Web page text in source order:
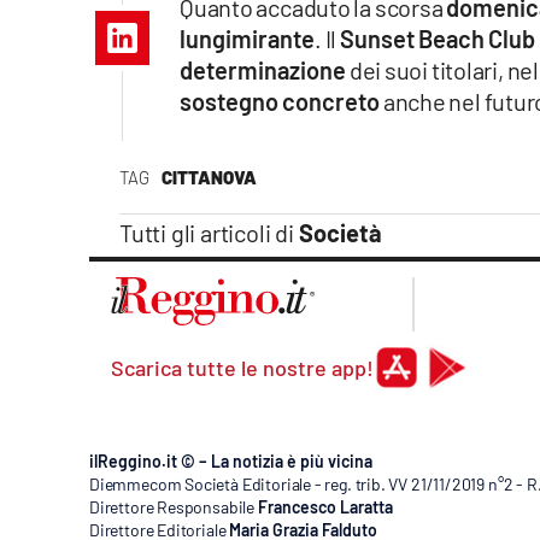
TAG CITTANOVA
Tutti gli articoli di Società
Quanto accaduto la scorsa
lungimirante. Il Sunset Beach Club
determinazione dei suoi titolari,
sostegno concretoanche nel
Scarica tutte le nostre app!
ilReggino.it © – La notizia è più vicina
Diemmecom Società Editoriale - reg. trib. VV 21/11/2019 n°2 -
Direttore Responsabile Francesco Laratta
Direttore Editoriale Maria Grazia Falduto